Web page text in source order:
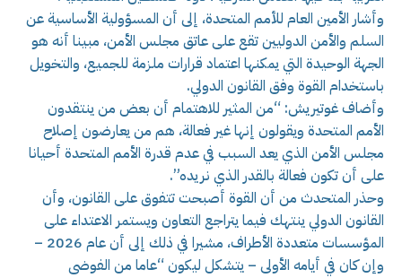
وأشار الأمين العام للأمم المتحدة، إلى أن المسؤولية الأساسية عن
السلم والأمن الدوليين تقع على عاتق مجلس الأمن، مبينا أنه هو
الجهة الوحيدة التي يمكنها اعتماد قرارات ملزمة للجميع، والتخويل
باستخدام القوة وفق القانون الدولي.
وأضاف غوتيريش: “من المثير للاهتمام أن بعض من ينتقدون
الأمم المتحدة ويقولون إنها غير فعالة، هم من يعارضون إصلاح
مجلس الأمن الذي يعد السبب في عدم قدرة الأمم المتحدة أحيانا
على أن تكون فعالة بالقدر الذي نريده”.
وحذر المتحدث من أن القوة أصبحت تتفوق على القانون، وأن
القانون الدولي ينتهك فيما يتراجع التعاون ويستمر الاعتداء على
المؤسسات متعددة الأطراف، مشيرا في ذلك إلى أن عام 2026 –
وإن كان في أيامه الأولى – يتشكل ليكون “عاما من الفوضى